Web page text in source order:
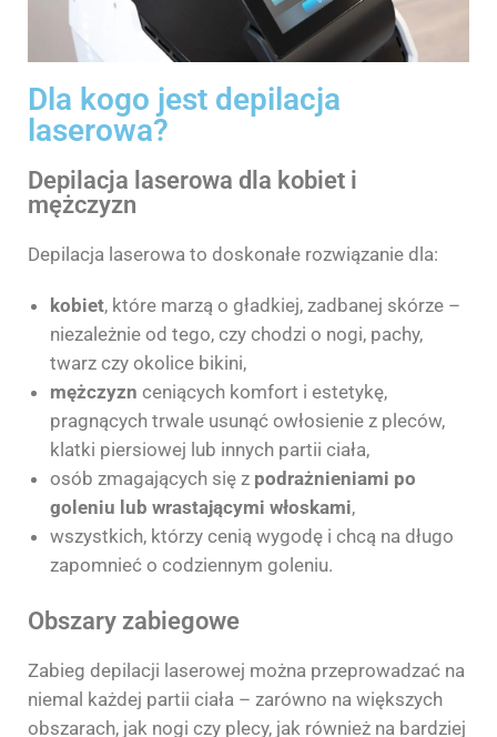
Dla kogo jest depilacja
laserowa?
Depilacja laserowa dla kobiet i
mężczyzn
Depilacja laserowa to doskonałe rozwiązanie dla:
kobiet, które marzą o gładkiej, zadbanej skórze –
niezależnie od tego, czy chodzi o nogi, pachy,
twarz czy okolice bikini,
mężczyzn ceniących komfort i estetykę,
pragnących trwale usunąć owłosienie z pleców,
klatki piersiowej lub innych partii ciała,
osób zmagających się z podrażnieniami po
goleniu lub wrastającymi włoskami,
wszystkich, którzy cenią wygodę i chcą na długo
zapomnieć o codziennym goleniu.
Obszary zabiegowe
Zabieg depilacji laserowej można przeprowadzać na
niemal każdej partii ciała – zarówno na większych
obszarach, jak nogi czy plecy, jak również na bardziej